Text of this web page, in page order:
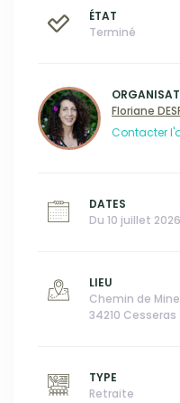
ÉTAT
Terminé
Floriane
Contacter
DATES
Du 10 juillet
LIEU
Chemin de
34210 Cesseras
TYPE
Retraite